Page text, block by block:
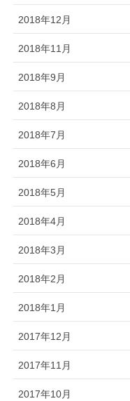
2018年12月
2018年11月
2018年9月
2018年8月
2018年7月
2018年6月
2018年5月
2018年4月
2018年3月
2018年2月
2018年1月
2017年12月
2017年11月
2017年10月